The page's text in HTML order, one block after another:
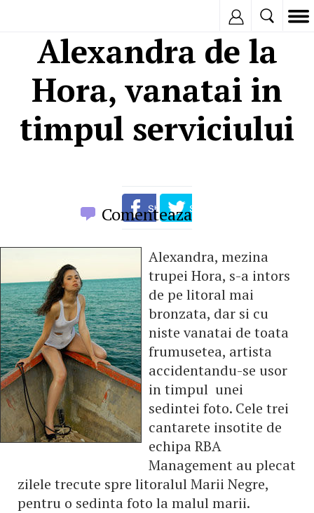
Alexandra de la
Hora, vanatai in
timpul serviciului
Comenteaza
Alexandra, mezina
trupei Hora, s-a intors
de pe litoral mai
bronzata, dar si cu
niste vanatai de toata
frumusetea, artista
accidentandu-se usor
in timpul unei
sedintei foto. Cele trei
cantarete insotite de
echipa RBA
Management au plecat
zilele trecute spre litoralul Marii Negre,
pentru o sedinta foto la malul marii.